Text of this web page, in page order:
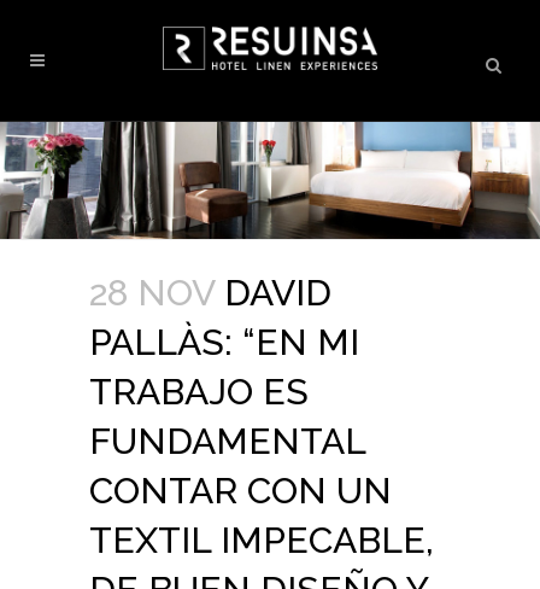
28 NOV DAVID
PALLÀS: “EN MI
TRABAJO ES
FUNDAMENTAL
CONTAR CON UN
TEXTIL IMPECABLE,